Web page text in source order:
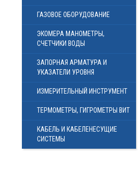
ГАЗОВОЕ ОБОРУДОВАНИЕ
ЭКОМЕРА МАНОМЕТРЫ,
СЧЕТЧИКИ ВОДЫ
ЗАПОРНАЯ АРМАТУРА И
УКАЗАТЕЛИ УРОВНЯ
ИЗМЕРИТЕЛЬНЫЙ ИНСТРУМЕНТ
ТЕРМОМЕТРЫ, ГИГРОМЕТРЫ ВИТ
КАБЕЛЬ И КАБЕЛЕНЕСУЩИЕ
СИСТЕМЫ